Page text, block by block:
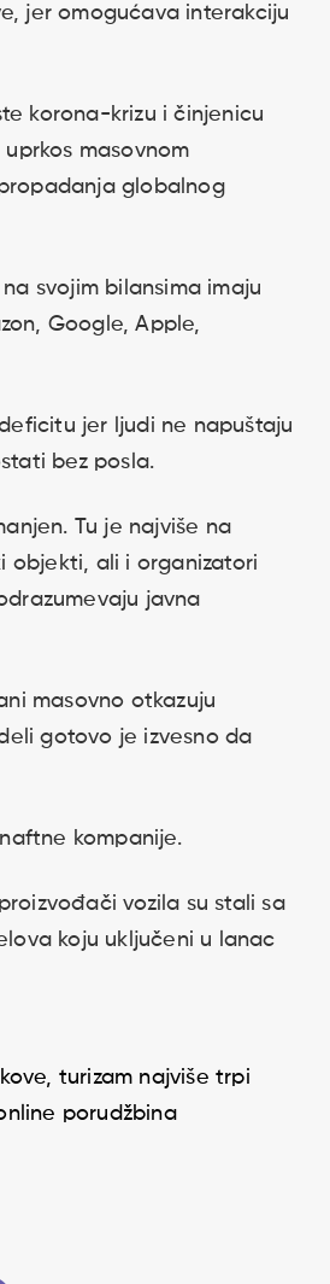
jer omogućava interakciju
korona-krizu i činjenicu
masovnom
globalnog
svojim bilansima imaju
Google, Apple,
jer ljudi ne napuštaju
bez posla.
Tu je najviše na
objekti, ali i organizatori
javna
masovno otkazuju
gotovo je izvesno da
kompanije.
vozila su stali sa
koju uključeni u lanac
turizam najviše trpi
porudžbina